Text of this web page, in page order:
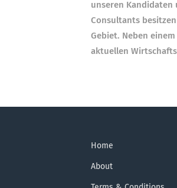
unseren Kandidaten
Consultants
Gebiet. Neben
aktuellen
Home
About